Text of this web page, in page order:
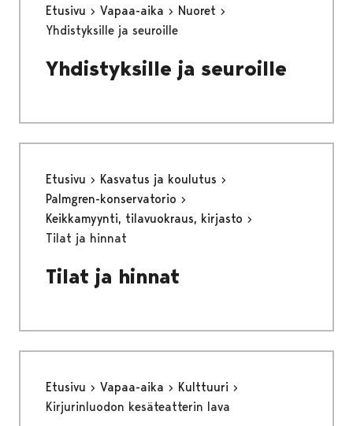
Etusivu Vapaa-aika
Nuoret
Yhdistyksille ja seuroille
Yhdistyksille ja seuroille
Etusivu
Kasvatus ja koulutus
Palmgren-konservatorio
Keikkamyynti, tilavuokraus, kirjasto
Tilat ja hinnat
Tilat ja hinnat
Etusivu Vapaa-aika
Kulttuuri
Kirjurinluodon kesäteatterin lava